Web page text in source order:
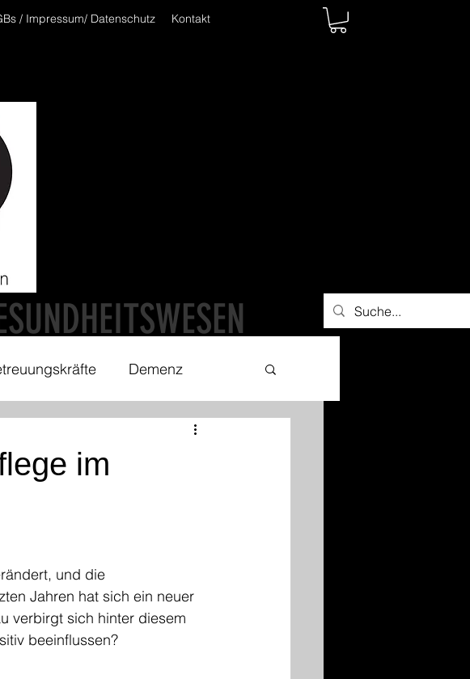
/ Impressum/ Datenschutz Kontakt
Demenz
Tod und Sterben
Krisenresilienz
im
und die
Jahren hat sich ein neuer
verbirgt sich hinter diesem
beeinflussen?